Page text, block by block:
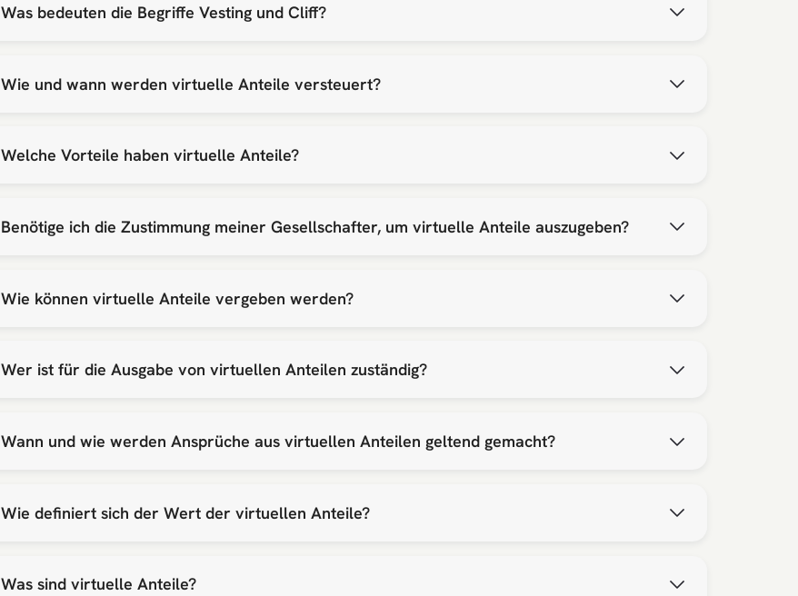
Was bedeuten die Begriffe Vesting und Cliff?
Wie und wann werden virtuelle Anteile versteuert?
Welche Vorteile haben virtuelle Anteile?
Benötige ich die Zustimmung meiner Gesellschafter, um virtuelle Anteile auszugeben?
Wie können virtuelle Anteile vergeben werden?
Wer ist für die Ausgabe von virtuellen Anteilen zuständig?
Wann und wie werden Ansprüche aus virtuellen Anteilen geltend gemacht?
Wie definiert sich der Wert der virtuellen Anteile?
Was sind virtuelle Anteile?